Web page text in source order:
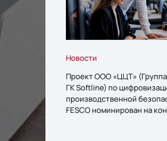
Новости
Проект ООО «ЦЦТ»
ГК Softline) по
производственной
FESCO номинирован на